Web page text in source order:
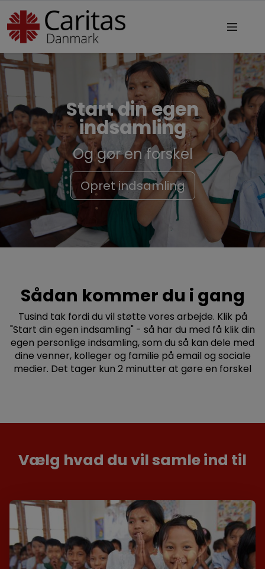
Start din egen
indsamling
Og gør en forskel
Opret indsamling
Sådan kommer du i gang
Tusind tak fordi du vil støtte vores arbejde. Klik på
"Start din egen indsamling" - så har du med få klik din
egen personlige indsamling, som du så kan dele med
dine venner, kolleger og familie på email og sociale
medier. Det tager kun 2 minutter at gøre en forskel
Vælg hvad du vil samle ind til